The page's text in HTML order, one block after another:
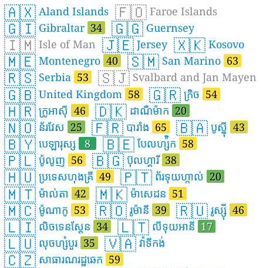
🇦🇽 Aland Islands 🇫🇴 Faroe Islands
🇬🇮 Gibraltar 34 🇬🇬 Guernsey
🇮🇲 Isle of Man 🇯🇪 Jersey 🇽🇰 Kosovo
🇲🇪 Montenegro 40 🇸🇲 San Marino 63
🇷🇸 Serbia 53 🇸🇯 Svalbard and Jan Mayen
🇬🇧 United Kingdom 58 🇬🇷 ក្រិច 54
🇭🇷 ក្រូអាស៊ី 46 🇩🇰 ដាណឺម៉ាក 20
🇳🇴 ន័រវែស 25 🇫🇷 បារាំង 65 🇧🇦 បូស្ន៉ី 43
🇧🇾 បេឡារុស្ស 8 🇧🇪 បែលហ្ស៉ិក 58
🇵🇱 ប៉ូលូញ 56 🇧🇬 ប៊ុលហ្គារី 38
🇭🇺 ប្រទេសហុងគ្រី 49 🇵🇹 ព័រទុយហ្កាល់ 20
🇲🇹 ម៉ាល់តា 42 🇲🇰 ម៉ាសេដន 51
🇲🇨 ម៉ូណាកូ 53 🇷🇴 រូម៉ានី 39 🇷🇺 រូស្ស៊ី 46
🇱🇮 លិចទេនស្តែន 34 🇱🇹 លីទុយអានី 17
🇱🇺 លុចហ្សំបួរ 35 🇻🇦 វ៉ាទីកង់
🇨🇿 សាធារណរដ្ឋឆេក 59